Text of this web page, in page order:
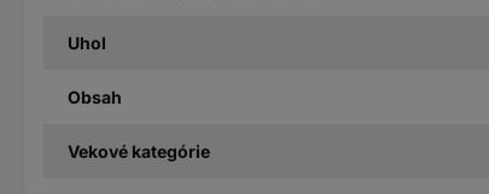
Uhol
Obsah
Vekové kategórie